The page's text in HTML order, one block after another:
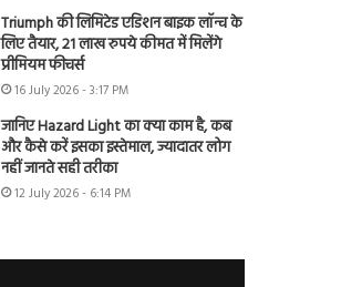
Triumph की लिमिटेड एडिशन बाइक लॉन्च के
लिए तैयार, 21 लाख रुपये कीमत में मिलेंगे
प्रीमियम फीचर्स
16 July 2026 - 3:17 PM
जानिए Hazard Light का क्या काम है, कब
और कैसे करें इसका इस्तेमाल, ज्यादातर लोग
नहीं जानते सही तरीका
12 July 2026 - 6:14 PM